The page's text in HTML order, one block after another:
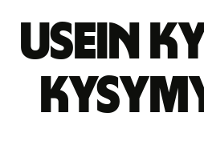
Usein